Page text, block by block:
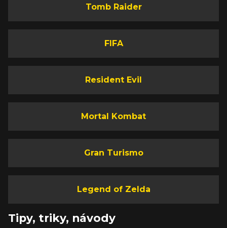
Tomb Raider
FIFA
Resident Evil
Mortal Kombat
Gran Turismo
Legend of Zelda
Tipy, triky, návody